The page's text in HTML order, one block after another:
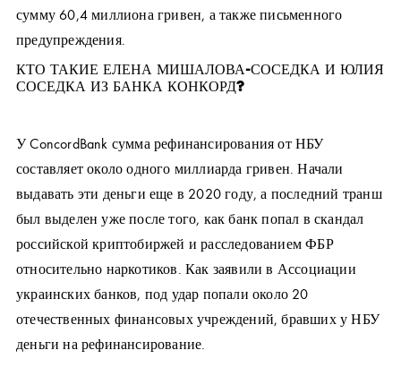
сумму 60,4 миллиона гривен, а также письменного
предупреждения.
КТО ТАКИЕ ЕЛЕНА МИШАЛОВА-СОСЕДКА И ЮЛИЯ
СОСЕДКА ИЗ БАНКА КОНКОРД?
У ConcordBank сумма рефинансирования от НБУ
составляет около одного миллиарда гривен. Начали
выдавать эти деньги еще в 2020 году, а последний транш
был выделен уже после того, как банк попал в скандал
российской криптобиржей и расследованием ФБР
относительно наркотиков. Как заявили в Ассоциации
украинских банков, под удар попали около 20
отечественных финансовых учреждений, бравших у НБУ
деньги на рефинансирование.